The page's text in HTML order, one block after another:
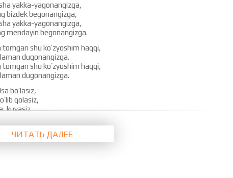
yakka-yagonangizga,
bizdek begonangizga,
yakka-yagonangizga,
mendayin begonangizga.
tomgan shu ko’zyoshim haqqi,
dugonangizga.
tomgan shu ko’zyoshim haqqi,
dugonangizga.
bo’lasiz,
qolasiz,
kuyasiz,
yoqangiz ushlab qolasiz,
yoshlab olasiz.
ЧИТАТЬ ДАЛЕЕ